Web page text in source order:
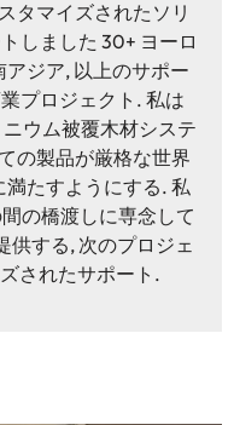
タマイズされたソリ
しました 30+ ヨーロ
ジア, 以上のサポー
プロジェクト. 私は
ウム被覆木材システ
の製品が厳格な世界
たすようにする. 私
の橋渡しに専念して
供する, 次のプロジェ
されたサポート.